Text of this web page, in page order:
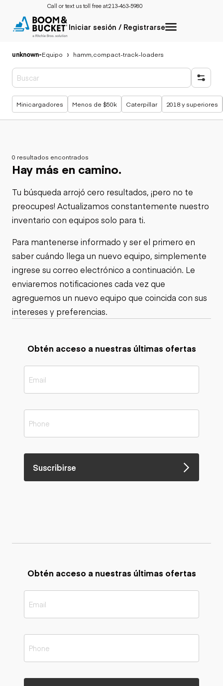
Call or text us toll free at:213-463-5980
Iniciar sesión / Registrarse
unknown-Equipo hamm,compact-track-loaders
Búsquedas populares
Minicargadores Menos de $50k Caterpillar 2018 y superiores
0 resultados encontrados
Hay más en camino.
Tu búsqueda arrojó cero resultados, ¡pero no te
preocupes! Actualizamos constantemente nuestro
inventario con equipos solo para ti.
Para mantenerse informado y ser el primero en
saber cuándo llega un nuevo equipo, simplemente
ingrese su correo electrónico a continuación. Le
enviaremos notificaciones cada vez que
agreguemos un nuevo equipo que coincida con sus
intereses y preferencias.
Obtén acceso a nuestras últimas ofertas
Suscribirse
Obtén acceso a nuestras últimas ofertas